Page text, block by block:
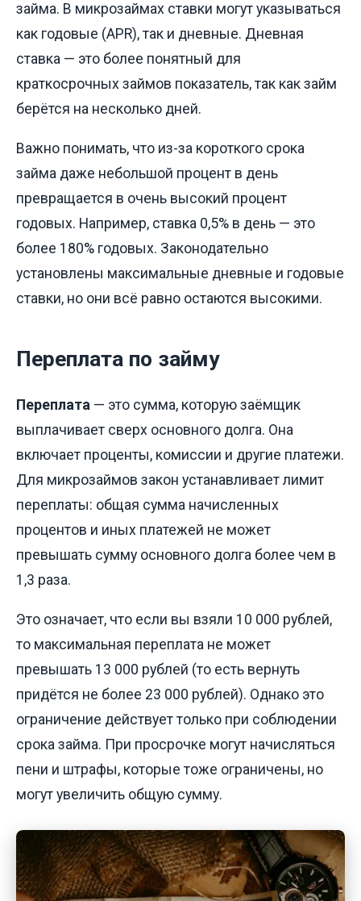
займа. В микрозаймах ставки могут указываться
как годовые (APR), так и дневные. Дневная
ставка — это более понятный для
краткосрочных займов показатель, так как займ
берётся на несколько дней.
Важно понимать, что из-за короткого срока
займа даже небольшой процент в день
превращается в очень высокий процент
годовых. Например, ставка 0,5% в день — это
более 180% годовых. Законодательно
установлены максимальные дневные и годовые
ставки, но они всё равно остаются высокими.
Переплата по займу
Переплата — это сумма, которую заёмщик
выплачивает сверх основного долга. Она
включает проценты, комиссии и другие платежи.
Для микрозаймов закон устанавливает лимит
переплаты: общая сумма начисленных
процентов и иных платежей не может
превышать сумму основного долга более чем в
1,3 раза.
Это означает, что если вы взяли 10 000 рублей,
то максимальная переплата не может
превышать 13 000 рублей (то есть вернуть
придётся не более 23 000 рублей). Однако это
ограничение действует только при соблюдении
срока займа. При просрочке могут начисляться
пени и штрафы, которые тоже ограничены, но
могут увеличить общую сумму.